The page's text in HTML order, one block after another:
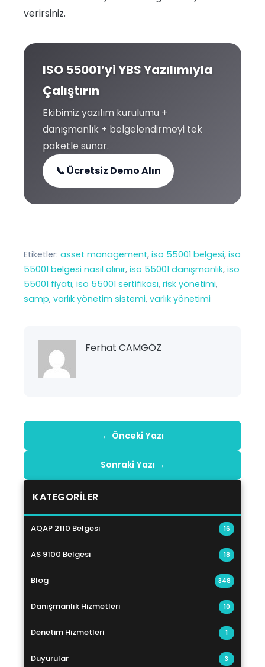
verirsiniz.
ISO 55001’yi YBS Yazılımıyla
Çalıştırın
Ekibimiz yazılım kurulumu +
danışmanlık + belgelendirmeyi tek
paketle sunar.
📞 Ücretsiz Demo Alın
Etiketler: asset management, iso 55001 belgesi, iso
55001 belgesi nasıl alınır, iso 55001 danışmanlık, iso
55001 fiyatı, iso 55001 sertifikası, risk yönetimi
samp, varlık yönetim sistemi, varlık yönetimi
Ferhat CAMGÖZ
← Önceki Yazı
Sonraki Yazı →
KATEGORILER
AQAP 2110 Belgesi 16
AS 9100 Belgesi 18
Blog 348
Danışmanlık Hizmetleri 10
Denetim Hizmetleri 1
Duyurular 3